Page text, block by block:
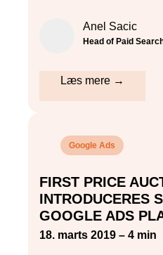
Anel Sacic
Head of Paid
Læs mere →
Google Ads
FIRST PRICE
INTRODUCERES
GOOGLE ADS
18. marts 2019 – 4 min